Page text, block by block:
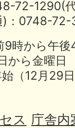
72-
)：0748-
9時から午
から金曜日
（12月29
ス 庁舎内